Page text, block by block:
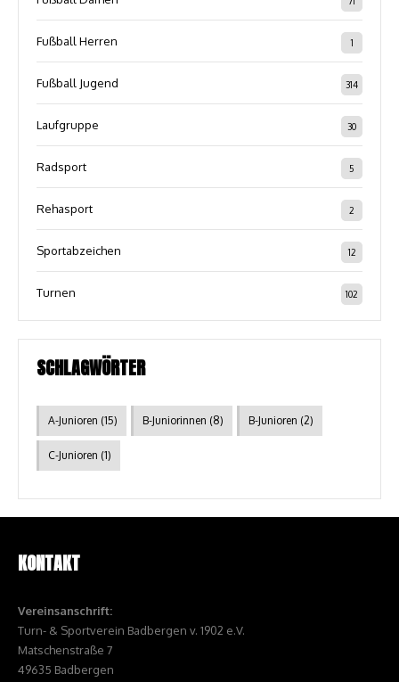
Fußball Herren 1
Fußball Jugend 314
Laufgruppe 30
Radsport 5
Rehasport 2
Sportabzeichen 12
Turnen 102
SCHLAGWÖRTER
A-Junioren (15) B-Juniorinnen (8) B-Junioren (2)
C-Junioren (1)
KONTAKT
Vereinsanschrift:
Turn- & Sportverein Badbergen v. 1902 e.V.
Matschenstraße 7
49635 Badbergen